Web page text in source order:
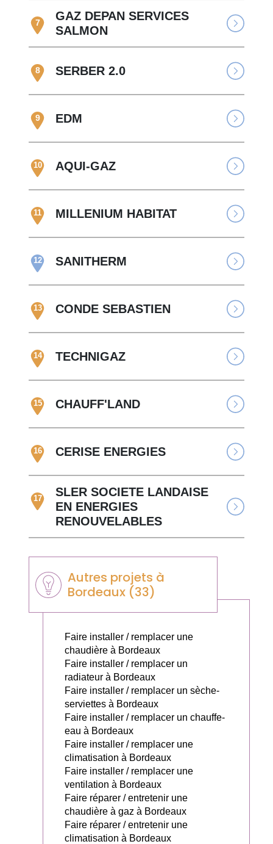
7
GAZ DEPAN SERVICES
SALMON
8 SERBER 2.0
9 EDM
10 AQUI-GAZ
11 MILLENIUM HABITAT
12 SANITHERM
13 CONDE SEBASTIEN
14 TECHNIGAZ
15 CHAUFF'LAND
16 CERISE ENERGIES
17
SLER SOCIETE LANDAISE
EN ENERGIES
RENOUVELABLES
Autres projets à
Bordeaux (33)
Faire installer / remplacer une
chaudière à Bordeaux
Faire installer / remplacer un
radiateur à Bordeaux
Faire installer / remplacer un sèche-
serviettes à Bordeaux
Faire installer / remplacer un chauffe-
eau à Bordeaux
Faire installer / remplacer une
climatisation à Bordeaux
Faire installer / remplacer une
ventilation à Bordeaux
Faire réparer / entretenir une
chaudière à gaz à Bordeaux
Faire réparer / entretenir une
climatisation à Bordeaux